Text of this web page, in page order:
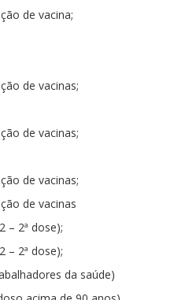
de vacina;
de vacinas;
de vacinas;
de vacinas;
de vacinas
– 2ª dose);
– 2ª dose);
da saúde)